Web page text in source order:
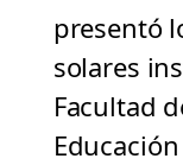
presentó
solares
Facultad